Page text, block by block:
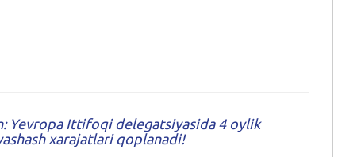
Yevropa Ittifoqi delegatsiyasida 4 oylik
xarajatlari qoplanadi!